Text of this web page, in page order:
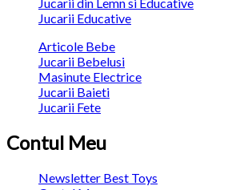
Jucarii Educative
Articole Bebe
Jucarii Bebelusi
Masinute Electrice
Jucarii Baieti
Jucarii Fete
Contul Meu
Newsletter Best Toys